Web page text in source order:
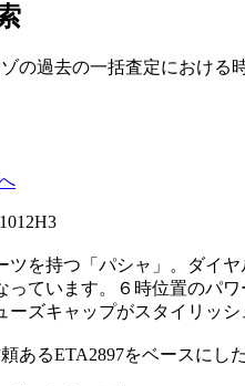
の過去の一括査定における
ツを持つ「パシャ」。ダイ
っています。６時位置のパ
ズキャップがスタイリッ
あるETA2897をベースにし